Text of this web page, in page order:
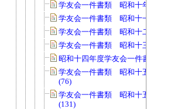
学友会一件書類 昭和十年度(107)
学友会一件書類 昭和十一年度(130)
学友会一件書類 昭和十二年(140)
学友会一件書類 昭和十三年(238)
昭和十四年度学友会一件書類綴(219)
学友会一件書類 昭和十五年度【1】
(76)
学友会一件書類 昭和十五年度【2】
(131)